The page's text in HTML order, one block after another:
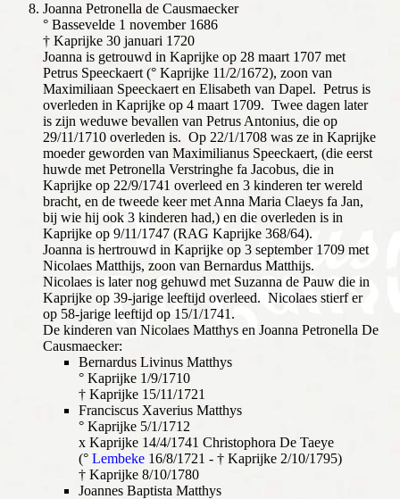
Joanna Petronella de Causmaecker
° Bassevelde 1 november 1686
† Kaprijke 30 januari 1720
Joanna is getrouwd in Kaprijke op 28 maart 1707 met
Petrus Speeckaert (° Kaprijke 11/2/1672), zoon van
Maximiliaan Speeckaert en Elisabeth van Dapel. Petrus is
overleden in Kaprijke op 4 maart 1709. Twee dagen later
is zijn weduwe bevallen van Petrus Antonius, die op
29/11/1710 overleden is. Op 22/1/1708 was ze in Kaprijke
moeder geworden van Maximilianus Speeckaert, (die eerst
huwde met Petronella Verstringhe fa Jacobus, die in
Kaprijke op 22/9/1741 overleed en 3 kinderen ter wereld
bracht, en de tweede keer met Anna Maria Claeys fa Jan,
bij wie hij ook 3 kinderen had,) en die overleden is in
Kaprijke op 9/11/1747 (RAG Kaprijke 368/64).
Joanna is hertrouwd in Kaprijke op 3 september 1709 met
Nicolaes Matthijs, zoon van Bernardus Matthijs.
Nicolaes is later nog gehuwd met Suzanna de Pauw die in
Kaprijke op 39-jarige leeftijd overleed. Nicolaes stierf er
op 58-jarige leeftijd op 15/1/1741.
De kinderen van Nicolaes Matthys en Joanna Petronella De
Causmaecker:
Bernardus Livinus Matthys
° Kaprijke 1/9/1710
† Kaprijke 15/11/1721
Franciscus Xaverius Matthys
° Kaprijke 5/1/1712
x Kaprijke 14/4/1741 Christophora De Taeye
(° Lembeke 16/8/1721 - † Kaprijke 2/10/1795)
† Kaprijke 8/10/1780
Joannes Baptista Matthys